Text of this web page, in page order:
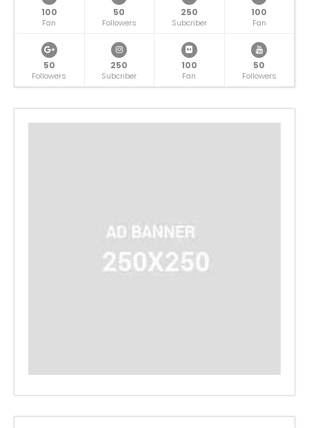
100
Fan
50
Followers
250
Subcriber
100
Fan
50
Followers
250
Subcriber
100
Fan
50
Followers